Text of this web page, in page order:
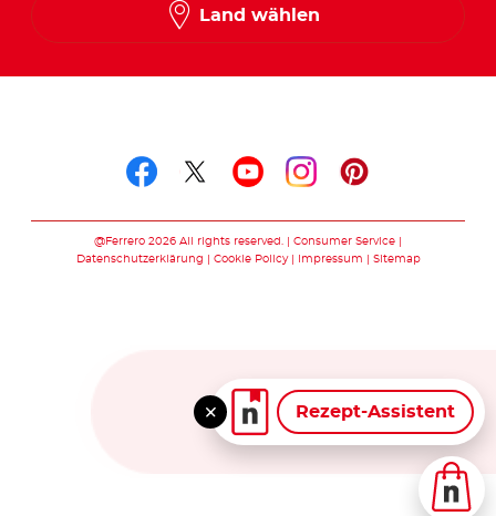
Rezept-Assistent
Land wählen
@Ferrero 2026 All rights reserved.
Consumer Service
Datenschutzerklärung
Cookie Policy Impressum Sitemap